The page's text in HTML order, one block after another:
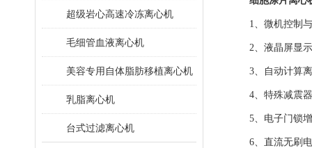
超级岩心高速冷冻离心机
毛细管血液离心机
美容专用自体脂肪移植离心机
乳脂离心机
台式过滤离心机
1、微机控制与
2、液晶屏显示
3、自动计算离
4、特殊减震器
5、电子门锁增
6、直流无刷电